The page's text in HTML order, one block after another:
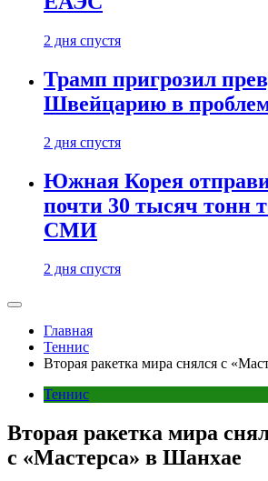
2 дня спустя
Трамп пригрозил
Швейцарию в
2 дня спустя
Южная Корея
почти 30 тысяч тонн
СМИ
2 дня спустя
Главная
Теннис
Вторая ракетка мира снялся с
Теннис
Вторая ракетка мира
с «Мастерса» в Шанхае